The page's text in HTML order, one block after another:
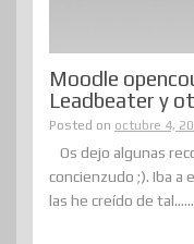
Moodle
Leadbeater y
Posted on octubre 4,
Os dejo algunas
concienzudo ;). Iba a
las he creído de tal......